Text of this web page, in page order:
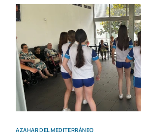
AZAHAR DEL MEDITERRÁNEO